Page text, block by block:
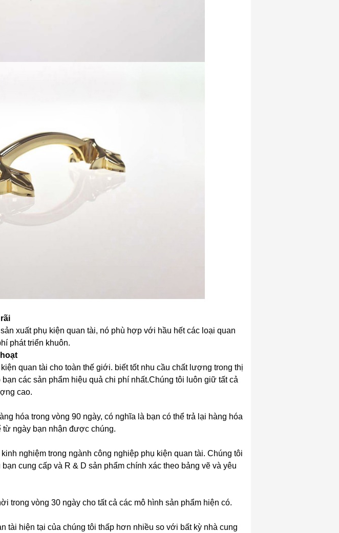
xuất phụ kiện quan tài, nó phù hợp với hầu hết các loại quan
phát triển khuôn.
quan tài cho toàn thế giới. biết tốt nhu cầu chất lượng trong thị
các sản phẩm hiệu quả chi phí nhất.Chúng tôi luôn giữ tất cả
cao.
hóa trong vòng 90 ngày, có nghĩa là bạn có thể trả lại hàng hóa
từ ngày bạn nhận được chúng.
nghiệm trong ngành công nghiệp phụ kiện quan tài. Chúng tôi
cung cấp và R & D sản phẩm chính xác theo bảng vẽ và yêu
trong vòng 30 ngày cho tất cả các mô hình sản phẩm hiện có.
tài hiện tại của chúng tôi thấp hơn nhiều so với bất kỳ nhà cung